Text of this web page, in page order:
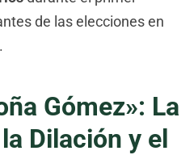
de las elecciones en
Gómez»: La
Dilación y el